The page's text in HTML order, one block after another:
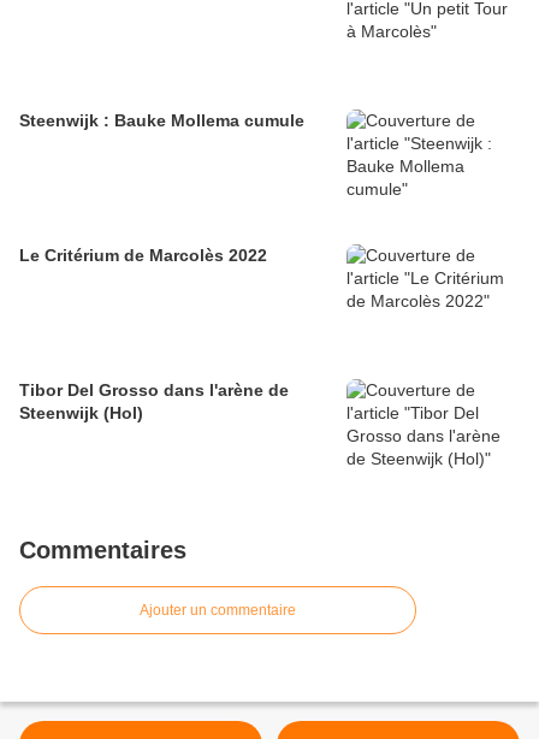
Steenwijk : Bauke Mollema cumule
Le Critérium de Marcolès 2022
Tibor Del Grosso dans l'arène de
Steenwijk (Hol)
Commentaires
Ajouter un commentaire